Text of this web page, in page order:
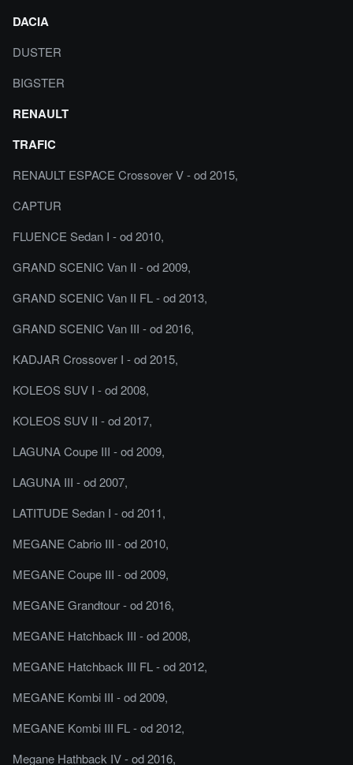
DACIA
DUSTER
BIGSTER
RENAULT
TRAFIC
RENAULT ESPACE Crossover V - od 2015,
CAPTUR
FLUENCE Sedan I - od 2010,
GRAND SCENIC Van II - od 2009,
GRAND SCENIC Van II FL - od 2013,
GRAND SCENIC Van III - od 2016,
KADJAR Crossover I - od 2015,
KOLEOS SUV I - od 2008,
KOLEOS SUV II - od 2017,
LAGUNA Coupe III - od 2009,
LAGUNA III - od 2007,
LATITUDE Sedan I - od 2011,
MEGANE Cabrio III - od 2010,
MEGANE Coupe III - od 2009,
MEGANE Grandtour - od 2016,
MEGANE Hatchback III - od 2008,
MEGANE Hatchback III FL - od 2012,
MEGANE Kombi III - od 2009,
MEGANE Kombi III FL - od 2012,
Megane Hathback IV - od 2016,